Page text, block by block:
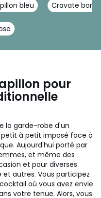
bleu Cravate
pour
la garde-robe d'un
à petit imposé face à
Aujourd'hui porté par
et même des
et pour diverses
autres. Vous participez
où vous avez envie
votre tenue. Alors, vous